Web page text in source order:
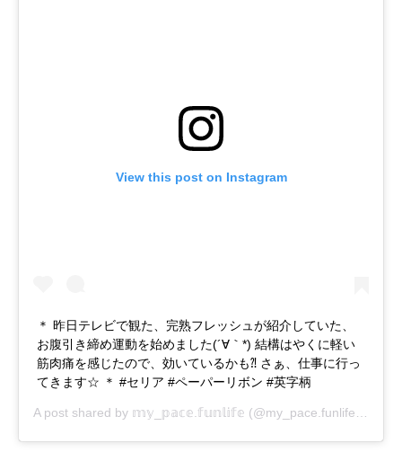
View this post on Instagram
＊ 昨日テレビで観た、完熟フレッシュが紹介していた、
お腹引き締め運動を始めました(´∀｀*) 結構はやくに軽い
筋肉痛を感じたので、効いているかも⁈ さぁ、仕事に行っ
てきます☆ ＊ #セリア #ペーパーリボン #英字柄
A post shared by 𝕞𝕪_𝕡𝕒𝕔𝕖.𝕗𝕦𝕟𝕝𝕚𝕗𝕖 (@my_pace.funlife) on